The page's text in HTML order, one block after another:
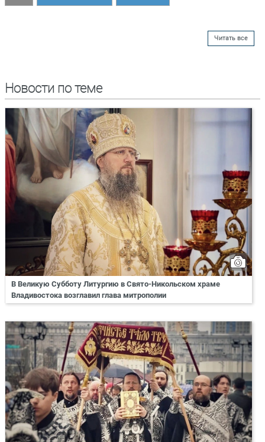
Читать все
Новости по теме
В Великую Субботу Литургию в Свято-Никольском храме
Владивостока возглавил глава митрополии